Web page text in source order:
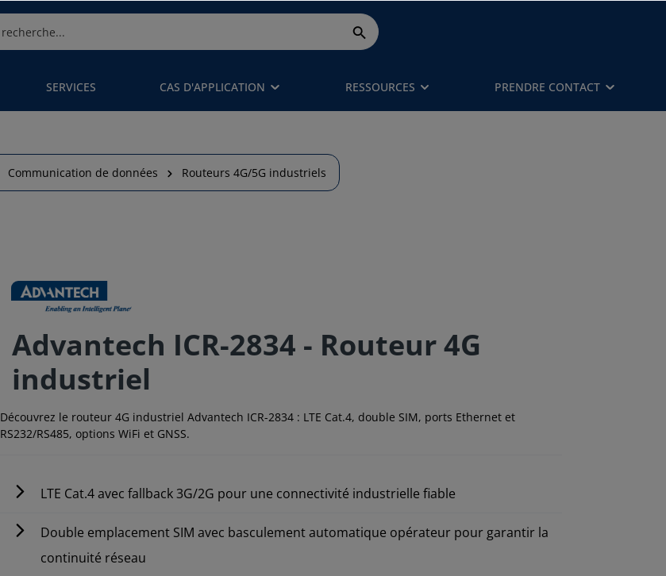
SERVICES CAS D'APPLICATION RESSOURCES PRENDRE CONTACT
Communication de données Routeurs 4G/5G industriels
Advantech ICR-2834 - Routeur 4G
industriel
Découvrez le routeur 4G industriel Advantech ICR-2834 : LTE Cat.4, double SIM, ports Ethernet et
RS232/RS485, options WiFi et GNSS.
LTE Cat.4 avec fallback 3G/2G pour une connectivité industrielle fiable
Double emplacement SIM avec basculement automatique opérateur pour garantir la
continuité réseau